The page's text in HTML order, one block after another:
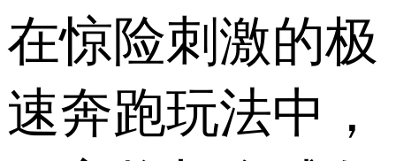
在惊险刺激的极
速奔跑玩法中，